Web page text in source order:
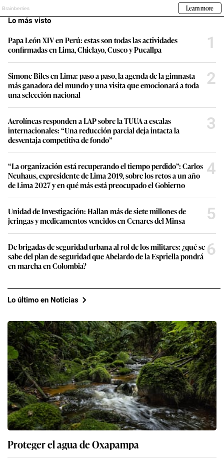
Lo más visto
Papa León XIV en Perú: estas son todas las actividades
confirmadas en Lima, Chiclayo, Cusco y Pucallpa
1
Simone Biles en Lima: paso a paso, la agenda de la gimnasta
más ganadora del mundo y una visita que emocionará a toda
una selección nacional
2
Aerolíneas responden a LAP sobre la TUUA a escalas
internacionales: “Una reducción parcial deja intacta la
desventaja competitiva de fondo”
3
“La organización está recuperando el tiempo perdido”: Carlos
Neuhaus, expresidente de Lima 2019, sobre los retos a un año
de Lima 2027 y en qué más está preocupado el Gobierno
4
Unidad de Investigación: Hallan más de siete millones de
jeringas y medicamentos vencidos en Cenares del Minsa
5
De brigadas de seguridad urbana al rol de los militares: ¿qué se
sabe del plan de seguridad que Abelardo de la Espriella pondrá
en marcha en Colombia?
6
Lo último en Noticias
Proteger el agua de Oxapampa